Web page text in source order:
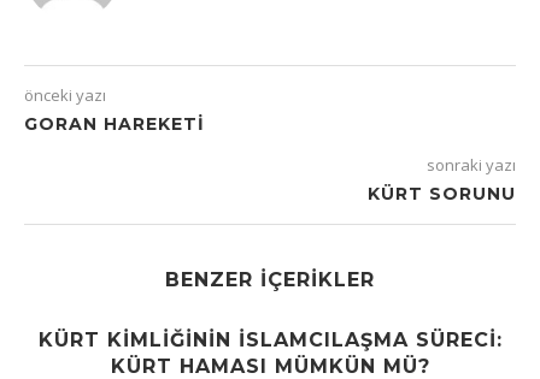
önceki yazı
GORAN HAREKETI
sonraki yazı
KÜRT SORUNU
BENZER İÇERIKLER
KÜRT KIMLIĞININ İSLAMCILAŞMA SÜRECI:
KÜRT HAMASI MÜMKÜN MÜ?